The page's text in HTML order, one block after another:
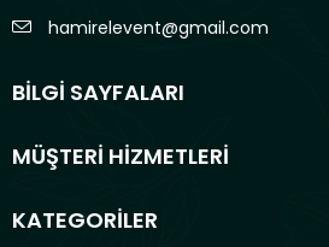
hamirelevent@gmail.com
BİLGİ SAYFALARI
MÜŞTERİ HİZMETLERİ
KATEGORİLER